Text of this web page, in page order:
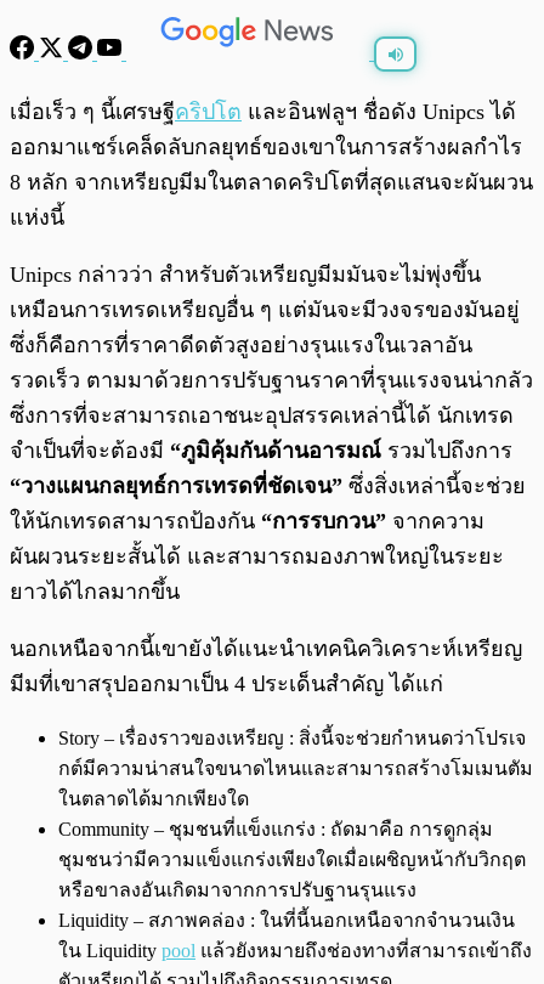
พร้อมเล่น
เมื่อเร็ว ๆ นี้เศรษฐีคริปโต และอินฟลูฯ ชื่อดัง Unipcs ได้
ออกมาแชร์เคล็ดลับกลยุทธ์ของเขาในการสร้างผลกำไร
8 หลัก จากเหรียญมีมในตลาดคริปโตที่สุดแสนจะผันผวน
แห่งนี้
Unipcs กล่าวว่า สำหรับตัวเหรียญมีมมันจะไม่พุ่งขึ้น
เหมือนการเทรดเหรียญอื่น ๆ แต่มันจะมีวงจรของมันอยู่
ซึ่งก็คือการที่ราคาดีดตัวสูงอย่างรุนแรงในเวลาอัน
รวดเร็ว ตามมาด้วยการปรับฐานราคาที่รุนแรงจนน่ากลัว
ซึ่งการที่จะสามารถเอาชนะอุปสรรคเหล่านี้ได้ นักเทรด
จำเป็นที่จะต้องมี “ภูมิคุ้มกันด้านอารมณ์ รวมไปถึงการ
“วางแผนกลยุทธ์การเทรดที่ชัดเจน” ซึ่งสิ่งเหล่านี้จะช่วย
ให้นักเทรดสามารถป้องกัน “การรบกวน” จากความ
ผันผวนระยะสั้นได้ และสามารถมองภาพใหญ่ในระยะ
ยาวได้ไกลมากขึ้น
นอกเหนือจากนี้เขายังได้แนะนำเทคนิควิเคราะห์เหรียญ
มีมที่เขาสรุปออกมาเป็น 4 ประเด็นสำคัญ ได้แก่
Story – เรื่องราวของเหรียญ : สิ่งนี้จะช่วยกำหนดว่าโปรเจ
กต์มีความน่าสนใจขนาดไหนและสามารถสร้างโมเมนตัม
ในตลาดได้มากเพียงใด
Community – ชุมชนที่แข็งแกร่ง : ถัดมาคือ การดูกลุ่ม
ชุมชนว่ามีความแข็งแกร่งเพียงใดเมื่อเผชิญหน้ากับวิกฤต
หรือขาลงอันเกิดมาจากการปรับฐานรุนแรง
Liquidity – สภาพคล่อง : ในที่นี้นอกเหนือจากจำนวนเงิน
ใน Liquidity pool แล้วยังหมายถึงช่องทางที่สามารถเข้าถึง